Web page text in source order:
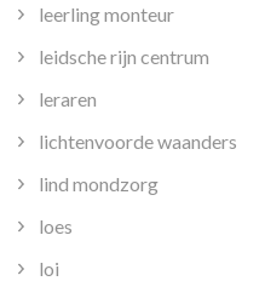
leerling monteur
leidsche rijn centrum
leraren
lichtenvoorde waanders
lind mondzorg
loes
loi